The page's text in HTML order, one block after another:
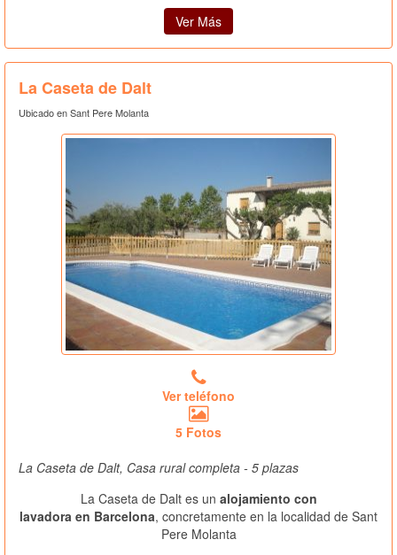
Ver Más
La Caseta de Dalt
Ubicado en Sant Pere Molanta
Ver teléfono
5 Fotos
La Caseta de Dalt, Casa rural completa - 5 plazas
La Caseta de Dalt es un alojamiento con
lavadora en Barcelona, concretamente en la localidad de Sant
Pere Molanta